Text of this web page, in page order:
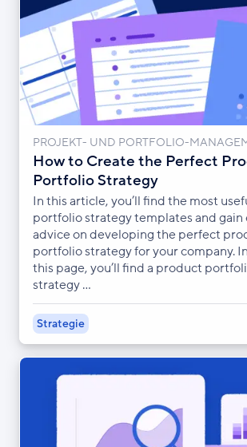
PROJEKT- UND PORTFOLIO-
How to Create the Perfect
Portfolio Strategy
In this article, you’ll find the most
portfolio strategy templates and gain
advice on developing the perfect
portfolio strategy for your company.
this page, you’ll find a product
strategy ...
Strategie